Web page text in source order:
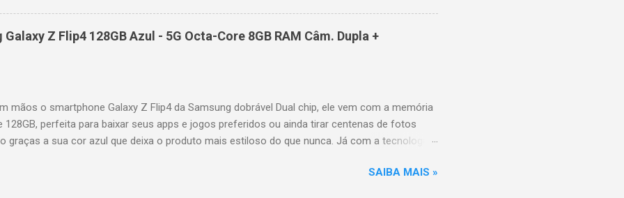
fluidos. Taxa de atualização nativa de 144Hz (até 240Hz com DLG) : ideal para esportes e
fluidez e resposta imediata. Google TV integrado : interface intuitiva, recomendações
e acesso a aplicativos como YouTube, Netflix, Disney+, Prime Video, HBO Max e muito
Z Flip4 128GB Azul - 5G Octa-Core 8GB RAM Câm. Dupla +
mãos o smartphone Galaxy Z Flip4 da Samsung dobrável Dual chip, ele vem com a memória
128GB, perfeita para baixar seus apps e jogos preferidos ou ainda tirar centenas de fotos
graças a sua cor azul que deixa o produto mais estiloso do que nunca. Já com a tecnologia
mais pesadas de forma rápida e precisa. A câmera selfie possui 10MP para você sair muito
SAIBA MAIS »